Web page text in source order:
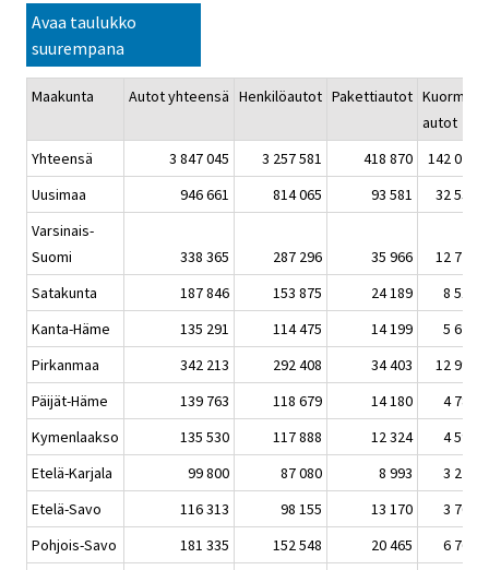
Avaa taulukko
suurempana
Maakunta Autot yhteensä Henkilöautot Pakettiautot Kuorma-
autot
Yhteensä
3 847 045 3 257 581 418 870 142 020
Uusimaa
946 661 814 065 93 581
32 534
Varsinais-
Suomi
338 365 287 296 35 966
12 725
Satakunta
187 846 153 875 24 189
8 517
Kanta-Häme
135 291 114 475 14 199
5 674
Pirkanmaa
342 213 292 408 34 403
12 991
Päijät-Häme
139 763 118 679 14 180
4 781
Kymenlaakso
135 530 117 888 12 324
4 590
Etelä-Karjala
99 800 87 080 8 993
3 276
Etelä-Savo
116 313 98 155 13 170
3 762
Pohjois-Savo
181 335 152 548 20 465
6 767